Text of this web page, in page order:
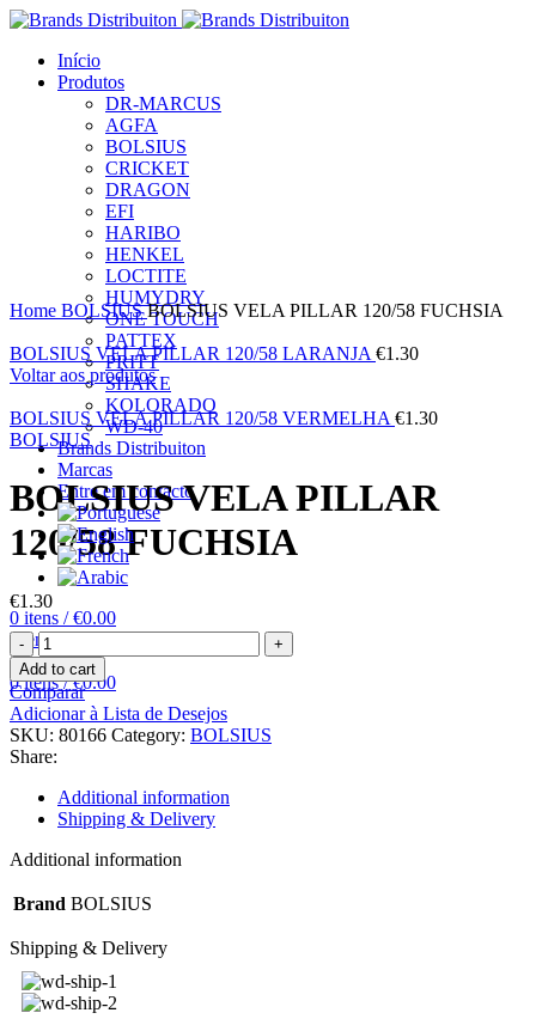
Início
Produtos
DR-MARCUS
AGFA
BOLSIUS
CRICKET
DRAGON
EFI
HARIBO
HENKEL
LOCTITE
HUMYDRY
ONE TOUCH
PATTEX
PRITT
SHAKE
KOLORADO
WD-40
Brands Distribuiton
Marcas
Entre em contacto
0 itens / €0.00
Menu
0itens / €0.00
Clique para ampliar
Home BOLSIUSBOLSIUS VELA PILLAR 120/58 FUCHSIA
BOLSIUS VELA PILLAR 120/58 LARANJA €1.30
Voltar aos produtos
BOLSIUS VELA PILLAR 120/58 VERMELHA €1.30
BOLSIUS
BOLSIUS VELA PILLAR
120/58 FUCHSIA
€1.30
Add to cart
Comparar
Adicionar à Lista de Desejos
SKU: 80166 Category: BOLSIUS
Share:
Additional information
Shipping & Delivery
Additional information
Brand BOLSIUS
Shipping & Delivery